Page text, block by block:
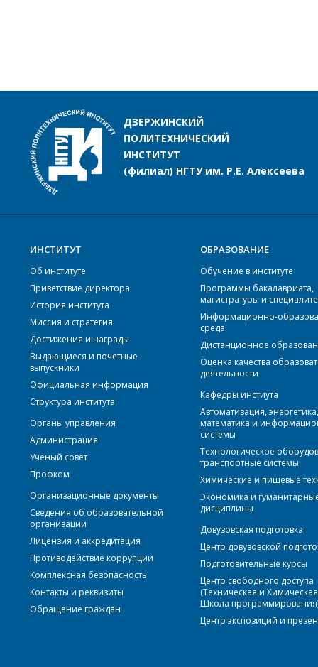
ДЗЕРЖИНСКИЙ
ПОЛИТЕХНИЧЕСКИЙ
ИНСТИТУТ
(филиал) НГТУ им. Р.Е. Алексеева
ИНСТИТУТ
Об институте
Приветствие директора
История института
Миссия и стратегия
Достижения и награды
Выдающиеся и почетные
выпускники
Официальная информация
Структура института
Органы управления
Администрация
Ученый совет
Профком
Организационные документы
Сведения об образовательной
организации
Лицензия и аккредитация
Противодействие коррупции
Комплексная безопасность
Контакты и реквизиты
Обращение граждан
ОБРАЗОВАНИЕ
Обучение в институте
Программы бакалавриата,
магистратуры и
Информационно-
среда
Дистанционное
Оценка качества
деятельности
Кафедры инстиута
Автоматизация, энергетика,
математика и
системы
Технологическое
транспортные системы
Химические и пищевые
Экономика и
дисциплины
Довузовская подготовка
Центр довузовской
Подготовительные курсы
Центр свободного доступа
(Техническая и
Школа
Центр экспозиций и